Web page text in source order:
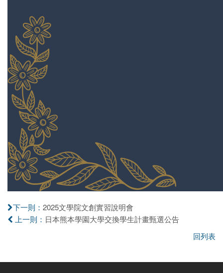
下一則： 2025文學院文創實習說明會
上一則： 日本熊本學園大學交換學生計畫甄選公告
回列表